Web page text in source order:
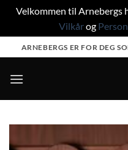
Velkommen til Arnebergs
Vilkårog
to
content
ARNEBERGS ER FOR DEG